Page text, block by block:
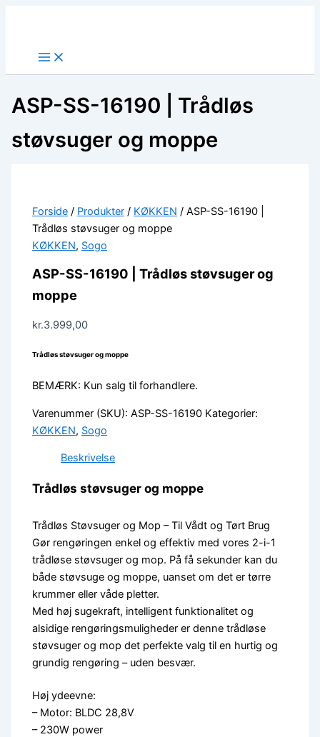
ASP-SS-16190 | Trådløs
støvsuger og moppe
Forside / Produkter / KØKKEN / ASP-SS-16190 |
Trådløs støvsuger og moppe
KØKKEN, Sogo
ASP-SS-16190 | Trådløs støvsuger og
moppe
kr.3.999,00
Trådløs støvsuger og moppe
BEMÆRK: Kun salg til forhandlere.
Varenummer (SKU):ASP-SS-16190 Kategorier:
KØKKEN, Sogo
Beskrivelse
Trådløs støvsuger og moppe
Trådløs Støvsuger og Mop – Til Vådt og Tørt Brug
Gør rengøringen enkel og effektiv med vores 2-i-1
trådløse støvsuger og mop. På få sekunder kan du
både støvsuge og moppe, uanset om det er tørre
krummer eller våde pletter.
Med høj sugekraft, intelligent funktionalitet og
alsidige rengøringsmuligheder er denne trådløse
støvsuger og mop det perfekte valg til en hurtig og
grundig rengøring – uden besvær.
Høj ydeevne:
– Motor: BLDC 28,8V
– 230W power